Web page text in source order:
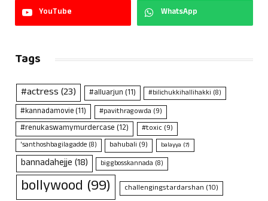
YouTube WhatsApp
Tags
#actress(23) #alluarjun(11) #bilichukkihallihakki (8)
#kannadamovie(11) #pavithragowda (9)
#renukaswamymurdercase(12) #toxic(9)
'santhoshbagilagadde (8) bahubali (9) balayya (7)
bannadahejje(18) biggbosskannada (8)
bollywood (99) challengingstardarshan (10)